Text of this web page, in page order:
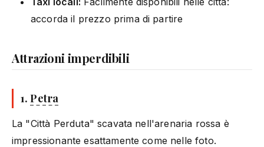
accorda il prezzo prima di partire
Attrazioni imperdibili
1.Petra
La "Città Perduta" scavata nell'arenaria rossa è
impressionante esattamente come nelle foto.